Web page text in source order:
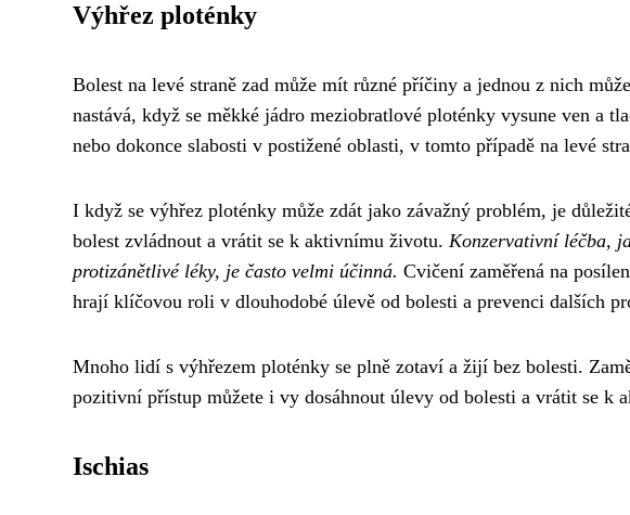
Výhřez ploténky
Bolest na levé straně zad může mít různé příčiny a jednou z nich
nastává, když se měkké jádro meziobratlové ploténky vysune ven a
nebo dokonce slabosti v postižené oblasti, v tomto případě na levé
I když se výhřez ploténky může zdát jako závažný problém, je
bolest zvládnout a vrátit se k aktivnímu životu. Konzervativní léčba,
protizánětlivé léky, je často velmi účinná. Cvičení zaměřená na
hrají klíčovou roli v dlouhodobé úlevě od bolesti a prevenci dalších
Mnoho lidí s výhřezem ploténky se plně zotaví a žijí bez bolesti.
pozitivní přístup můžete i vy dosáhnout úlevy od bolesti a vrátit se k
Ischias